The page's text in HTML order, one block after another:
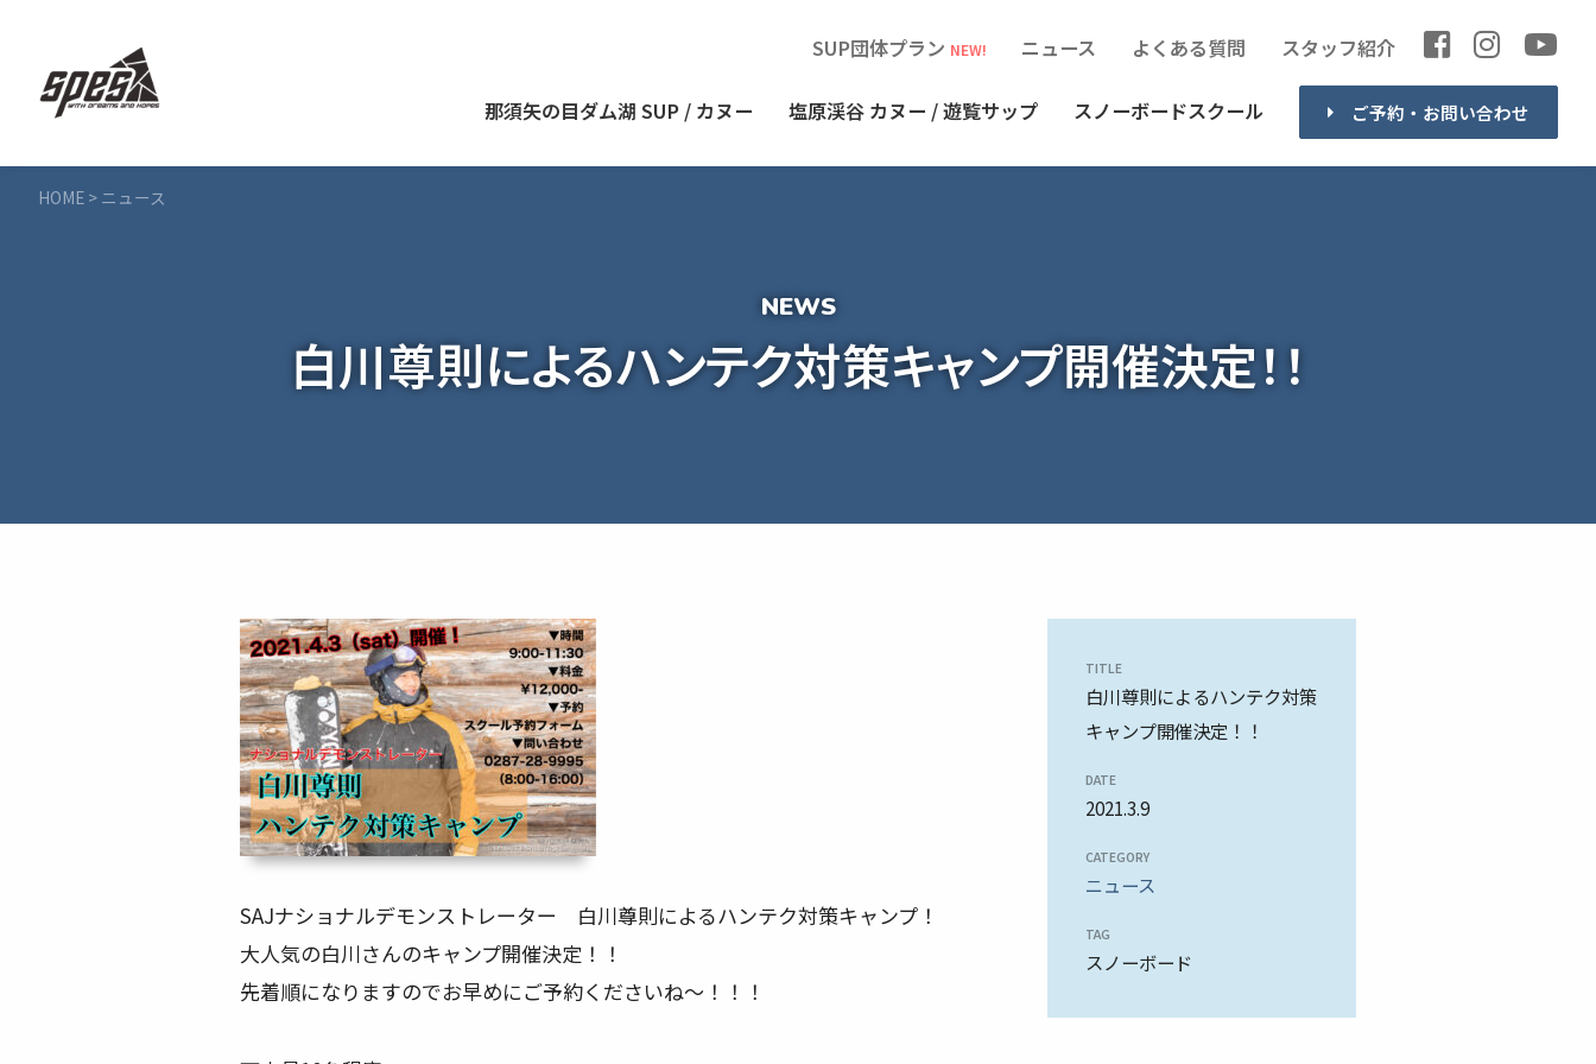
那須矢の目ダム湖 SUP / カヌー 塩原渓谷 カヌー / 遊覧サップ スノーボードスクール ご予約・お問い合わせ
SUP団体プラン NEW! ニュース よくある質問 スタッフ紹介
HOME > ニュース
白川尊則によるハンテク対策キャンプ開催決定！！
SAJナショナルデモンストレーター 白川尊則によるハンテク対策キャンプ！
大人気の白川さんのキャンプ開催決定！！
先着順になりますのでお早めにご予約くださいね～！！！
TITLE
白川尊則によるハンテク対策
キャンプ開催決定！！
DATE
2021.3.9
CATEGORY
ニュース
TAG
スノーボード